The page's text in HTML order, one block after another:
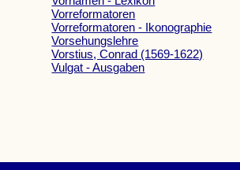
Vorreformatoren
Vorreformatoren - Ikonographie
Vorsehungslehre
Vorstius, Conrad (1569-1622)
Vulgat - Ausgaben